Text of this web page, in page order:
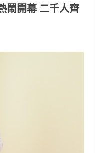
鬧開幕 二千人齊